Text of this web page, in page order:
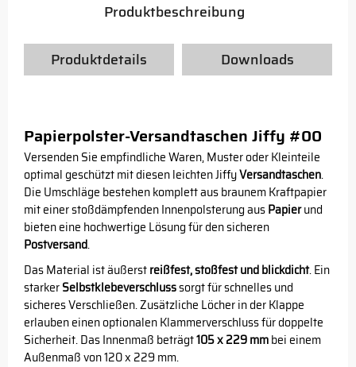
Produktbeschreibung
Produktdetails Downloads
Papierpolster-Versandtaschen Jiffy #00
Versenden Sie empfindliche Waren, Muster oder Kleinteile
optimal geschützt mit diesen leichten JiffyVersandtaschen.
Die Umschläge bestehen komplett aus braunem Kraftpapier
mit einer stoßdämpfenden Innenpolsterung ausPapierund
bieten eine hochwertige Lösung für den sicheren
Postversand.
Das Material ist äußerstreißfest, stoßfest und blickdicht. Ein
starkerSelbstklebeverschlusssorgt für schnelles und
sicheres Verschließen. Zusätzliche Löcher in der Klappe
erlauben einen optionalen Klammerverschluss für doppelte
Sicherheit. Das Innenmaß beträgt105 x 229 mmbei einem
Außenmaß von 120 x 229 mm.